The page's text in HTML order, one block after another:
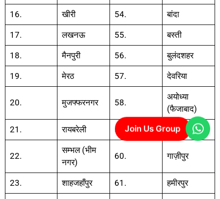
16. खीरी 54. बांदा
17. लखनऊ 55. बस्ती
18. मैनपुरी 56. बुलंदशहर
19. मेरठ 57. देवरिया
20. मुजफ्फरनगर 58.
अयोध्या
(फैजाबाद)
21. रायबरेली 59. फिरोजाबाद
22.
सम्भल (भीम
नगर)
60. गाज़ीपुर
23. शाहजहाँपुर 61. हमीरपुर
Join Us Group